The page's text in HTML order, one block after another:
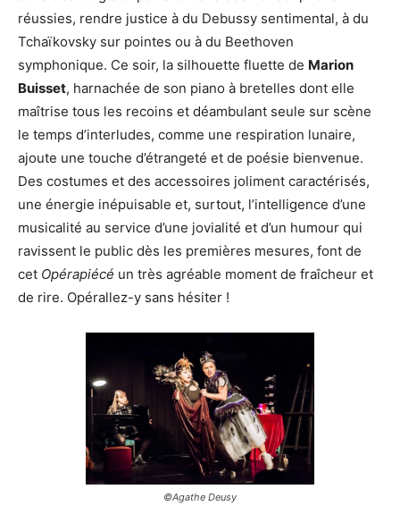
réussies, rendre justice à du Debussy sentimental, à du
Tchaïkovsky sur pointes ou à du Beethoven
symphonique. Ce soir, la silhouette fluette de Marion
Buisset, harnachée de son piano à bretelles dont elle
maîtrise tous les recoins et déambulant seule sur scène
le temps d’interludes, comme une respiration lunaire,
ajoute une touche d’étrangeté et de poésie bienvenue.
Des costumes et des accessoires joliment caractérisés,
une énergie inépuisable et, surtout, l’intelligence d’une
musicalité au service d’une jovialité et d’un humour qui
ravissent le public dès les premières mesures, font de
cet Opérapiécé un très agréable moment de fraîcheur et
de rire. Opérallez-y sans hésiter !
©Agathe Deusy